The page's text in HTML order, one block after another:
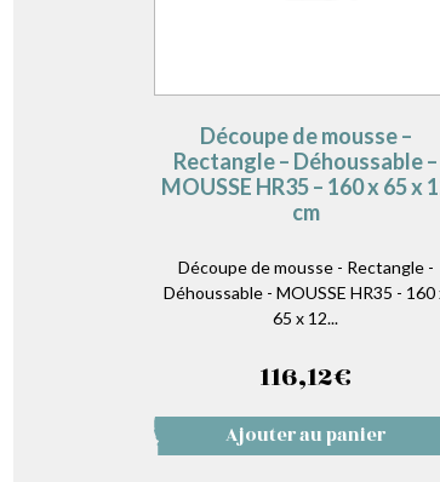
Découpe de mousse –
Rectangle – Déhoussable –
MOUSSE HR35 – 160 x 65 x
cm
Découpe de mousse - Rectangle -
Déhoussable - MOUSSE HR35 - 160
65 x 12...
116,12€
Ajouter au panier